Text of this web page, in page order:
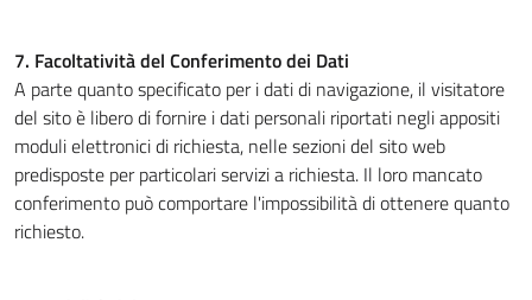
7. Facoltatività del Conferimento dei Dati
A parte quanto specificato per i dati di navigazione, il visitatore
del sito è libero di fornire i dati personali riportati negli appositi
moduli elettronici di richiesta, nelle sezioni del sito web
predisposte per particolari servizi a richiesta. Il loro mancato
conferimento può comportare l'impossibilità di ottenere quanto
richiesto.